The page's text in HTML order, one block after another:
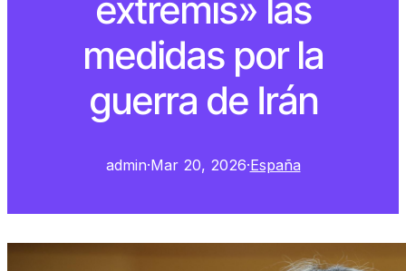
extremis» las
medidas por la
guerra de Irán
admin·Mar 20, 2026·España